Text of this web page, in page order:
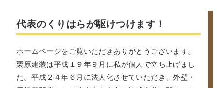
代表のくりはらが駆けつけます！
ホームページをご覧いただきありがとうございます。
栗原建装は平成１９年９月に私が個人で立ち上げまし
た。平成２４年６月に法人化させていただき、外壁・